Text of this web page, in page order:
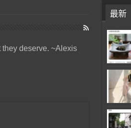
deserve. ~Alexis
最新